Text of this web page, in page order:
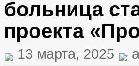
больница
проекта
13 марта, 2025